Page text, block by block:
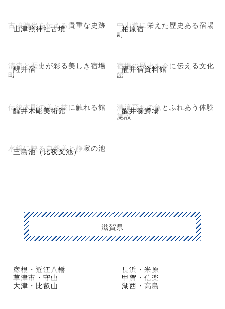
山津照神社古墳
古墳時代を伝える貴重な史跡 柏原宿
中山道に栄えた歴史ある宿場
町
醒井宿
清流と歴史が彩る美しき宿場
町
醒井宿資料館
宿場の歴史を今に伝える文化
館
醒井木彫美術館
伝統木彫の美と技に触れる館 醒井養鱒場
清流育ちの魚とふれあう体験
施設
三島池（比夜叉池）
水鏡に映る自然美と静寂の池
滋賀県
彦根・近江八幡
長浜・米原
草津市・守山
甲賀・信楽
大津・比叡山
湖西・高島